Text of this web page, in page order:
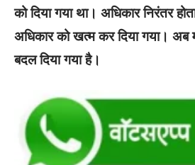
को दिया गया था। अधिकार निरंतर
अधिकार को खत्म कर दिया गया। अब
बदल दिया गया है।